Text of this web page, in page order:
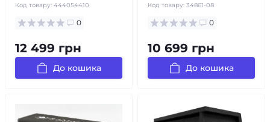
Код товару: 444054410
0
12 499 грн
До кошика
Код товару: 34861-08
0
10 699 грн
До кошика